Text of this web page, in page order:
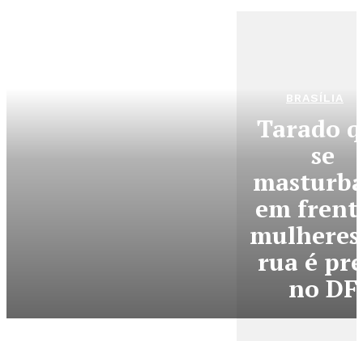
BRASÍLIA
Tarado
se
em
rua é
no DF